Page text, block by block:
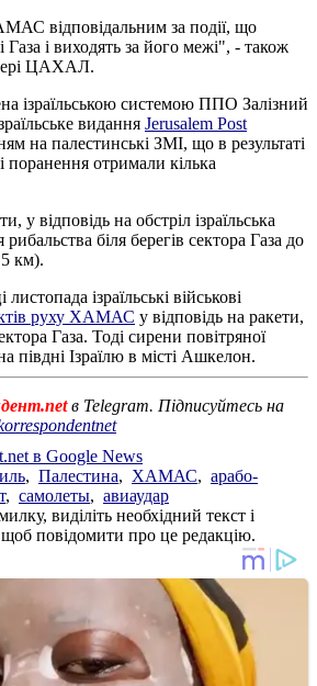
відповідальним за події, що
Газа і виходять за його межі", - також
ЦАХАЛ.
ізраїльською системою ППО Залізний
видання Jerusalem Post
на палестинські ЗМІ, що в результаті
поранення отримали кілька
у відповідь на обстріл ізраїльська
біля берегів сектора Газа до
км).
ізраїльські військові
руху ХАМАС у відповідь на ракети,
Газа. Тоді сирени повітряної
півдні Ізраїлю в місті Ашкелон.
в Telegram. Підписуйтесь на
в Google News
, Палестина, ХАМАС, арабо-
, самолеты, авиаудар
виділіть необхідний текст і
повідомити про це редакцію.